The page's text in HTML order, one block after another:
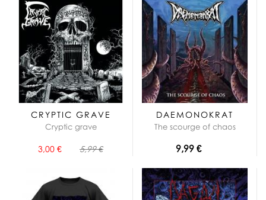
CRYPTIC GRAVE
Cryptic grave
3,00 € 5,99 €
DAEMONOKRAT
The scourge of chaos
9,99 €